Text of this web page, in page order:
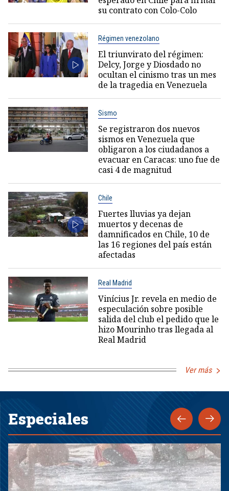
su contrato con Colo-Colo
Régimen venezolano
El triunvirato del régimen:
Delcy, Jorge y Diosdado no
ocultan el cinismo tras un mes
de la tragedia en Venezuela
Sismo
Se registraron dos nuevos
sismos en Venezuela que
obligaron a los ciudadanos a
evacuar en Caracas: uno fue de
casi 4 de magnitud
Chile
Fuertes lluvias ya dejan
muertos y decenas de
damnificados en Chile, 10 de
las 16 regiones del país están
afectadas
Real Madrid
Vinícius Jr. revela en medio de
especulación sobre posible
salida del club el pedido que le
hizo Mourinho tras llegada al
Real Madrid
Ver más
Especiales